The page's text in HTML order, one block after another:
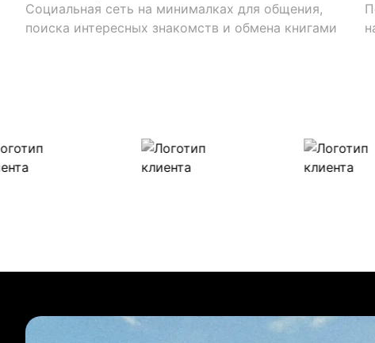
Социальная сеть на минималках для общения,
поиска интересных знакомств и обмена книгами
Наши клиенты
Булиты компании